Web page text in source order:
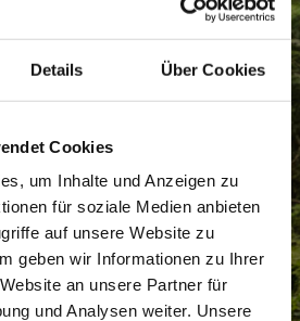
Details Über Cookies
Cookies
um Inhalte und Anzeigen zu
für soziale Medien anbieten
auf unsere Website zu
geben wir Informationen zu Ihrer
an unsere Partner für
und Analysen weiter. Unsere